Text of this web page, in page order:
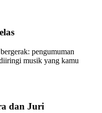
pengumuman
musik yang kamu
dan Juri